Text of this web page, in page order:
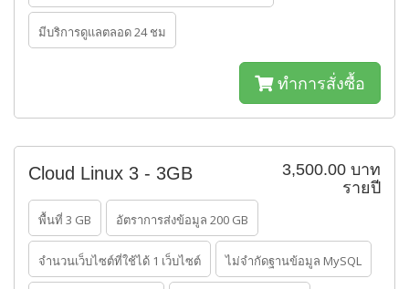
มีบริการดูแลตลอด 24 ชม
ทำการสั่งซื้อ
3,500.00 บาท
รายปี
Cloud Linux 3 - 3GB
พื้นที่ 3 GB อัตราการส่งข้อมูล 200 GB
จำนวนเว็บไซต์ที่ใช้ได้ 1 เว็บไซต์ ไม่จำกัดฐานข้อมูล MySQL